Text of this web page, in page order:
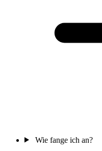
Wie fange ich an?